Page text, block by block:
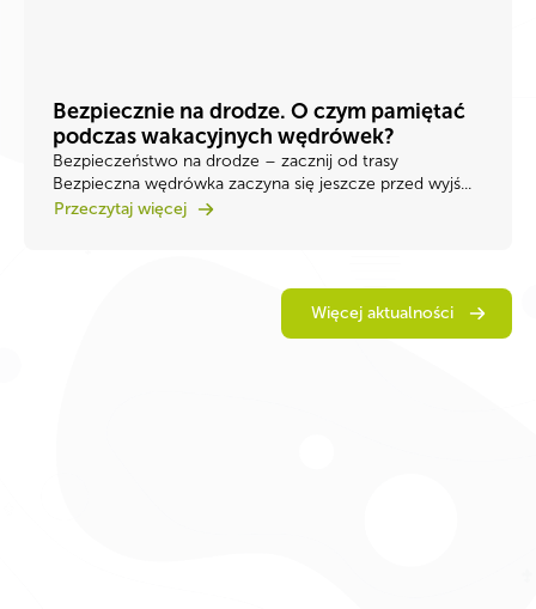
Bezpiecznie na drodze. O czym pamiętać
podczas wakacyjnych wędrówek?
Bezpieczeństwo na drodze – zacznij od trasy
Bezpieczna wędrówka zaczyna się jeszcze przed wyjś...
Przeczytaj więcej
Więcej aktualności